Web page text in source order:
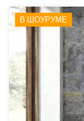
В ШОУРУМЕ